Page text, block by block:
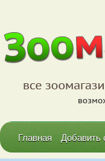
Главная Добавить